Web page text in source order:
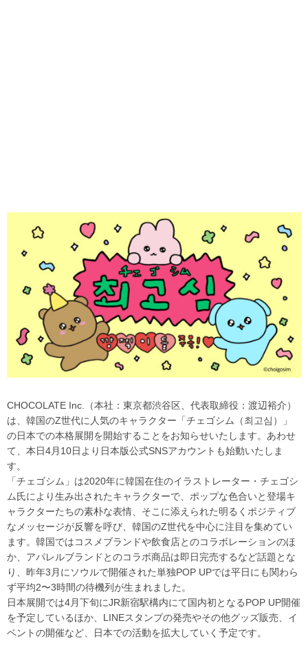
CHOCOLATE Inc.（本社：東京都渋谷区、代表取締役：渡辺裕介）
は、韓国のZ世代に人気のキャラクター「チェゴシム（최고심）」
の日本での本格展開を開始することをお知らせいたします。あわせ
て、本日4月10日より日本版公式SNSアカウントも始動いたしま
す。
「チェゴシム」は2020年に韓国在住のイラストレーター・チェゴシ
ム氏により生み出されたキャラクターで、ポップな色合いと登場キ
ャラクターたちの素朴な表情、そこに添えられた明るくポジティブ
なメッセージが反響を呼び、韓国のZ世代を中心に注目を集めてい
ます。韓国ではコスメブランドや飲食店とのコラボレーションのほ
か、アパレルブランドとのコラボ商品は即日完売するなど話題とな
り、昨年3月にソウルで開催された単独POP UPでは平日にも関わら
ず平均2〜3時間の待機列が生まれました。
日本展開では4月下旬にJR新宿駅構内にて国内初となるPOP UP開催
を予定しているほか、LINEスタンプの発売やその他グッズ販売、イ
ベントの開催など、日本での活動を拡大していく予定です。